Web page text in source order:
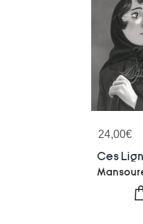
24,00€